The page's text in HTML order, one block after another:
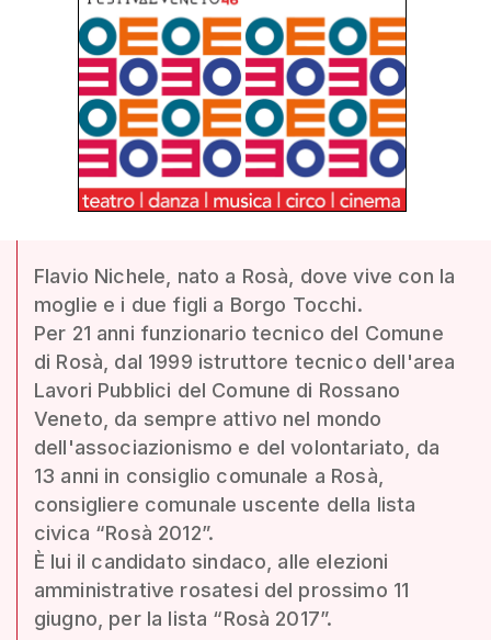
Flavio Nichele, nato a Rosà, dove vive con la
moglie e i due figli a Borgo Tocchi.
Per 21 anni funzionario tecnico del Comune
di Rosà, dal 1999 istruttore tecnico dell'area
Lavori Pubblici del Comune di Rossano
Veneto, da sempre attivo nel mondo
dell'associazionismo e del volontariato, da
13 anni in consiglio comunale a Rosà,
consigliere comunale uscente della lista
civica “Rosà 2012”.
È lui il candidato sindaco, alle elezioni
amministrative rosatesi del prossimo 11
giugno, per la lista “Rosà 2017”.